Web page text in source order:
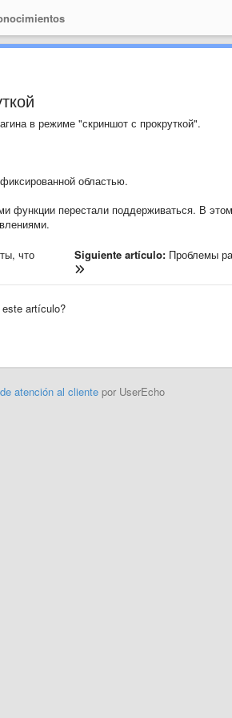
в режиме "скриншот с прокруткой".
областью.
функции перестали поддерживаться. В
что
Siguiente artículo: Проблемы
artículo?
atención al clientepor UserEcho